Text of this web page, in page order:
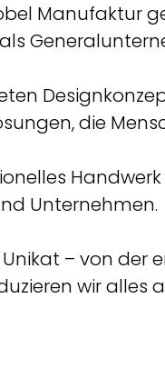
Manufaktur
die
Unternehmen.
– von der
wir alles